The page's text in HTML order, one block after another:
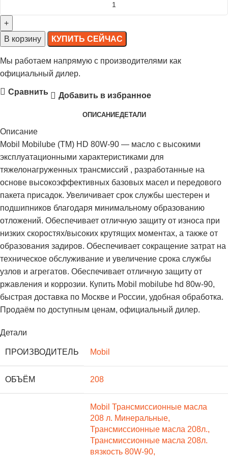
В корзину КУПИТЬ СЕЙЧАС
Мы работаем напрямую с производителями как
официальный дилер.
Сравнить Добавить в избранное
ОПИСАНИЕДЕТАЛИ
Описание
Mobil Mobilube (TM) HD 80W-90 — масло с высокими
эксплуатационными характеристиками для
тяжелонагруженных трансмиссий , разработанные на
основе высокоэффективных базовых масел и передового
пакета присадок. Увеличивает срок службы шестерен и
подшипников благодаря минимальному образованию
отложений. Обеспечивает отличную защиту от износа при
низких скоростях/высоких крутящих моментах, а также от
образования задиров. Обеспечивает сокращение затрат на
техническое обслуживание и увеличение срока службы
узлов и агрегатов. Обеспечивает отличную защиту от
ржавления и коррозии. Купить Mobil mobilube hd 80w-90,
быстрая доставка по Москве и России, удобная обработка.
Продаём по доступным ценам, официальный дилер.
Детали
ПРОИЗВОДИТЕЛЬ Mobil
ОБЪЁМ 208
Mobil Трансмиссионные масла
208 л. Минеральные,
Трансмиссионные масла 208л.,
Трансмиссионные масла 208л.
вязкость 80W-90,